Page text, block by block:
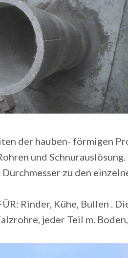
der hauben- förmigen
und
Durchmesser zu den
Rinder, Kühe, Bullen .
jeder Teil m.